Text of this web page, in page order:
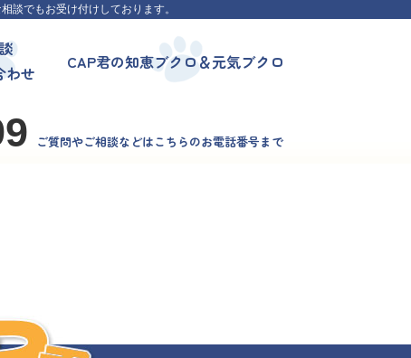
談でもお受け付けしております。
わせ
CAP君の知恵ブクロ＆元気ブクロ
ご質問やご相談などはこちらのお電話番号まで